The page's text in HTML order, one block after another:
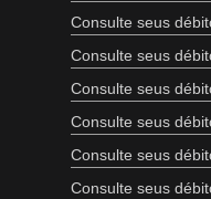
Consulte seus
Consulte seus
Consulte seus
Consulte seus
Consulte seus
Consulte seus